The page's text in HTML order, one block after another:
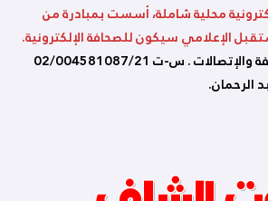
محلية شاملة، أسست بمبادرة من
الإعلامي سيكون للصحافة الإلكترونية.
تصدر عن – وكالة الصحافة والإتصالات . س-ت 02/004581087/21
الرحمان.